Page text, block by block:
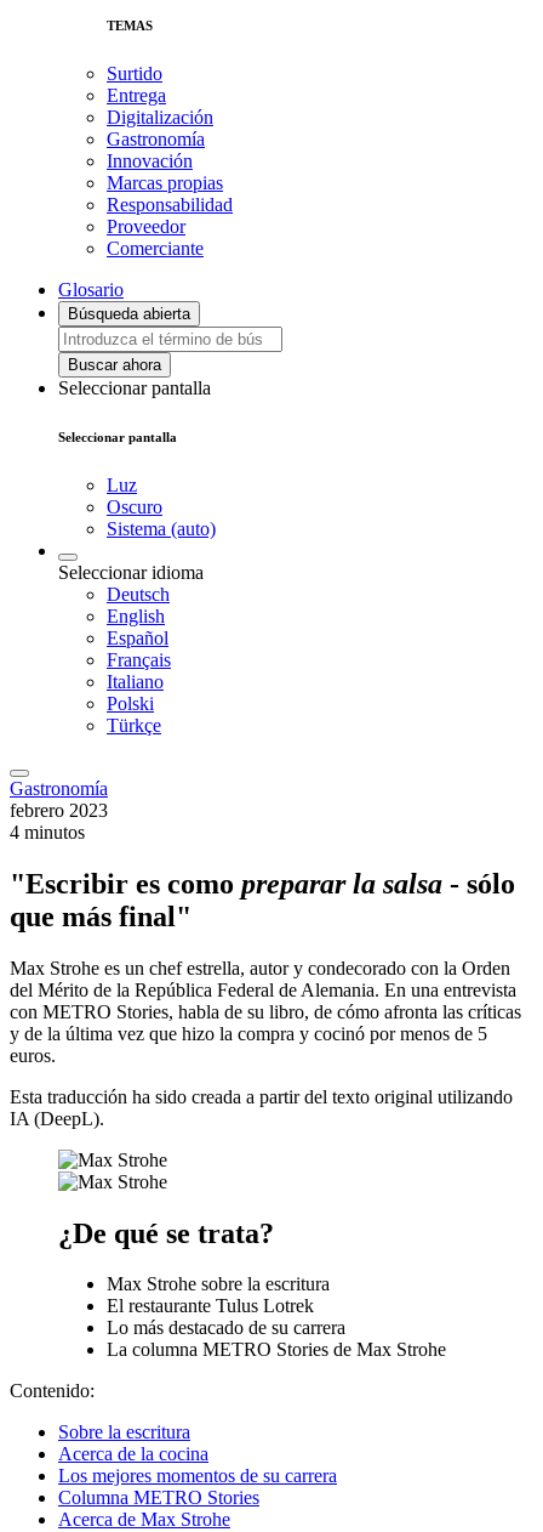
TEMAS
Surtido
Entrega
Digitalización
Gastronomía
Innovación
Marcas propias
Responsabilidad
Proveedor
Comerciante
Glosario
Búsqueda abierta
Buscar ahora
Seleccionar pantalla
Seleccionar pantalla
Luz
Oscuro
Sistema (auto)
Seleccionar idioma
Deutsch
English
Español
Français
Italiano
Polski
Türkçe
Gastronomía
febrero 2023
4 minutos
"Escribir es como preparar la salsa - sólo
que más final"
Max Strohe es un chef estrella, autor y condecorado con la Orden
del Mérito de la República Federal de Alemania. En una entrevista
con METRO Stories, habla de su libro, de cómo afronta las críticas
y de la última vez que hizo la compra y cocinó por menos de 5
euros.
Esta traducción ha sido creada a partir del texto original utilizando
IA (DeepL).
¿De qué se trata?
Max Strohe sobre la escritura
El restaurante Tulus Lotrek
Lo más destacado de su carrera
La columna METRO Stories de Max Strohe
Contenido:
Sobre la escritura
Acerca de la cocina
Los mejores momentos de su carrera
Columna METRO Stories
Acerca de Max Strohe